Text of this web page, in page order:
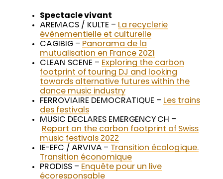
Spectacle vivant
AREMACS / KULTE – La recyclerie
évènementielle et culturelle
CAGIBIG – Panorama de la
mutualisation en France 2021
CLEAN SCENE – Exploring the carbon
footprint of touring DJ and looking
towards alternative futures within the
dance music industry
FERROVIAIRE DEMOCRATIQUE – Les trains
des festivals
MUSIC DECLARES EMERGENCY CH –
Report on the carbon footprint of Swiss
music festivals 2022
IE-EFC / ARVIVA – Transition écologique.
Transition économique
PRODISS – Enquête pour un live
écoresponsable